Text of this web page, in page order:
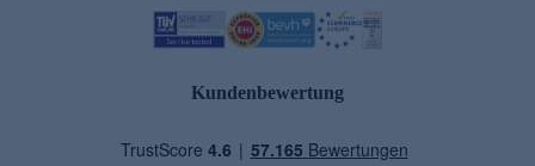
Kundenbewertung